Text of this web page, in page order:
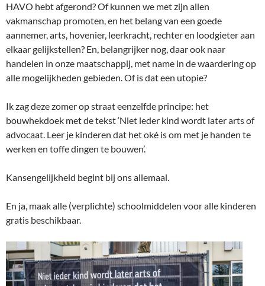
HAVO hebt afgerond? Of kunnen we met zijn allen
vakmanschap promoten, en het belang van een goede
aannemer, arts, hovenier, leerkracht, rechter en loodgieter aan
elkaar gelijkstellen? En, belangrijker nog, daar ook naar
handelen in onze maatschappij, met name in de waardering op
alle mogelijkheden gebieden. Of is dat een utopie?
Ik zag deze zomer op straat eenzelfde principe: het
bouwhekdoek met de tekst ‘Niet ieder kind wordt later arts of
advocaat. Leer je kinderen dat het oké is om met je handen te
werken en toffe dingen te bouwen’.
Kansengelijkheid begint bij ons allemaal.
En ja, maak alle (verplichte) schoolmiddelen voor alle kinderen
gratis beschikbaar.